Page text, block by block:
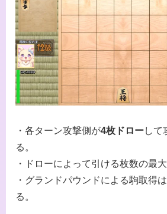
・各ターン攻撃側が4枚ドローして
る。
・ドローによって引ける枚数の最
・グランドパウンドによる駒取得
る。